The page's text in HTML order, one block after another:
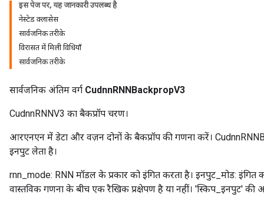
इस पेज पर, यह जानकारी उपलब्ध है
नेस्टेड क्लासेस
सार्वजनिक तरीके
विरासत में मिली विधियाँ
सार्वजनिक तरीके
सार्वजनिक अंतिम वर्ग CudnnRNNBackpropV3
CudnnRNNV3 का बैकप्रॉप चरण।
आरएनएन में डेटा और वज़न दोनों के बैकप्रॉप की गणना करें।
इनपुट लेता है।
rnn_mode: RNN मॉडल के प्रकार को इंगित करता है। इनपुट_मोड:
वास्तविक गणना के बीच एक रैखिक प्रक्षेपण है या नहीं। 'स्किप_इनपुट'